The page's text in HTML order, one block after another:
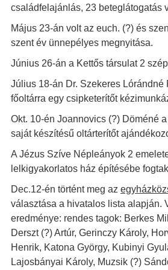
családfelajánlás, 23 beteglátogatás
Május 23-án volt az euch. (?) és
szent év ünnepélyes megnyitása.
Június 26-án a Kettős társulat 2
Július 18-án Dr. Szekeres Lórándné
főoltárra egy csipketerítőt
Okt. 10-én Joannovics (?) Döméné
saját készítésű oltárterítőt
A Jézus Szíve Népleányok 2
lelkigyakorlatos ház építésébe
Dec.12-én történt meg az
választása a hivatalos lista alapján.
eredménye: rendes tagok: Berkes
Derszt (?) Artúr, Gerinczy Károly,
Henrik, Katona György, Kubinyi
Lajosbányai Károly, Muzsik (?)